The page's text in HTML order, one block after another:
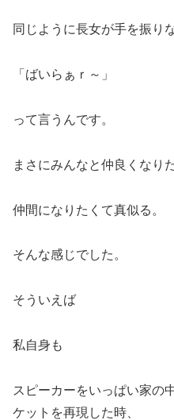
同じように長女が手を振り
「ばいらぁｒ～」
って言うんです。
まさにみんなと仲良くなり
仲間になりたくて真似る。
そんな感じでした。
そういえば
私自身も
スピーカーをいっぱい家の
ケットを再現した時、